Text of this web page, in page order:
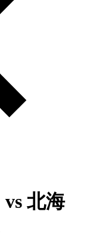
vs 北海